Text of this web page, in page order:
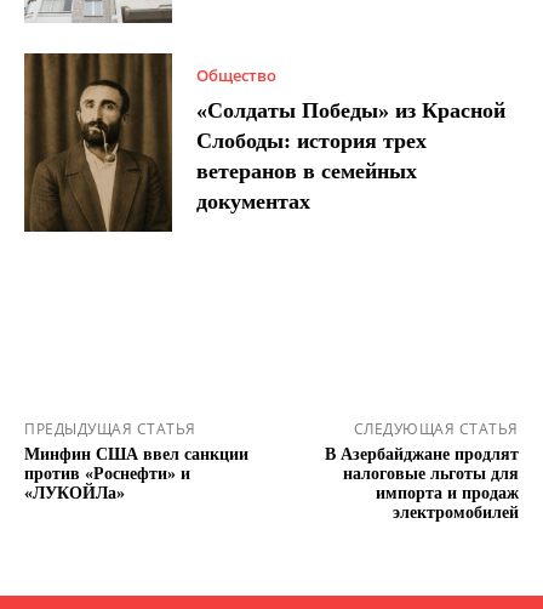
Общество
«Солдаты Победы» из Красной
Слободы: история трех
ветеранов в семейных
документах
ПРЕДЫДУЩАЯ СТАТЬЯ
Минфин США ввел санкции
против «Роснефти» и
«ЛУКОЙЛа»
СЛЕДУЮЩАЯ СТАТЬЯ
В Азербайджане продлят
налоговые льготы для
импорта и продаж
электромобилей